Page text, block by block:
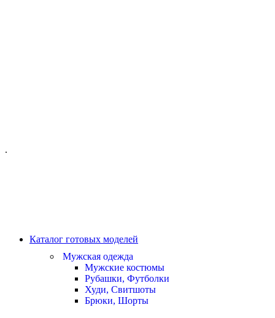
.
Каталог готовых моделей
Мужская одежда
Мужские костюмы
Рубашки, Футболки
Худи, Свитшоты
Брюки, Шорты